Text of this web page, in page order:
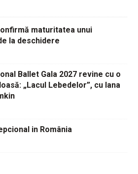
maturitatea unui
la deschidere
Ballet Gala 2027 revine cu o
„Lacul Lebedelor”, cu Iana
in România